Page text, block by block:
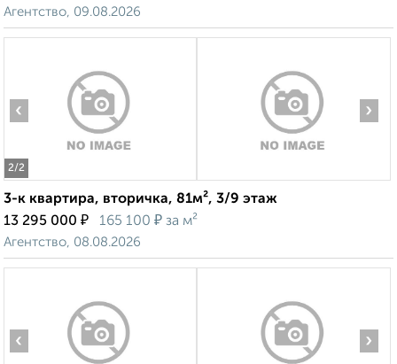
Агентство, 09.08.2026
2/2
‹ ›
3-к квартира, вторичка, 81м², 3/9 этаж
13 295 000 ₽ 165 100 ₽ за м²
Агентство, 08.08.2026
‹ ›